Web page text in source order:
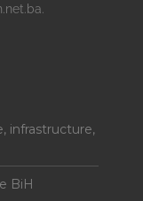
infrastructure,
BiH